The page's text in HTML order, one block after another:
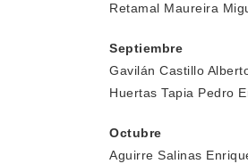
Retamal Maureira
Septiembre
Gavilán Castillo
Huertas Tapia Pedro
Octubre
Aguirre Salinas